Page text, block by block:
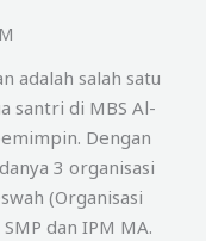
adalah salah satu
santri di MBS Al-
Dengan
3 organisasi
(Organisasi
dan IPM MA.